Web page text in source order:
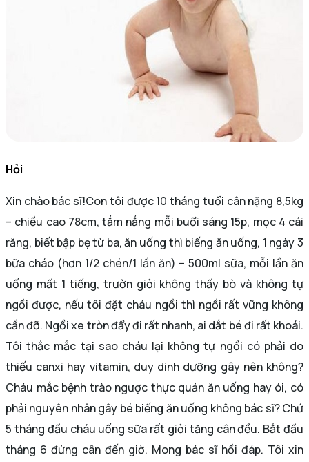
Hỏi
Xin chào bác sĩ!Con tôi được 10 tháng tuổi cân nặng 8,5kg
– chiều cao 78cm, tắm nắng mỗi buổi sáng 15p, mọc 4 cái
răng, biết bập bẹ từ ba, ăn uống thì biếng ăn uống, 1 ngày 3
bữa cháo (hơn 1/2 chén/1 lần ăn) – 500ml sữa, mỗi lần ăn
uống mất 1 tiếng, trườn giỏi không thấy bò và không tự
ngồi được, nếu tôi đặt cháu ngồi thì ngồi rất vững không
cần đỡ. Ngồi xe tròn đẩy đi rất nhanh, ai dắt bé đi rất khoái.
Tôi thắc mắc tại sao cháu lại không tự ngồi có phải do
thiếu canxi hay vitamin, duy dinh dưỡng gây nên không?
Cháu mắc bệnh trào ngược thực quản ăn uống hay ói, có
phải nguyên nhân gây bé biếng ăn uống không bác sĩ? Chứ
5 tháng đầu cháu uống sữa rất giỏi tăng cân đều. Bắt đầu
tháng 6 đứng cân đến giờ. Mong bác sĩ hồi đáp. Tôi xin